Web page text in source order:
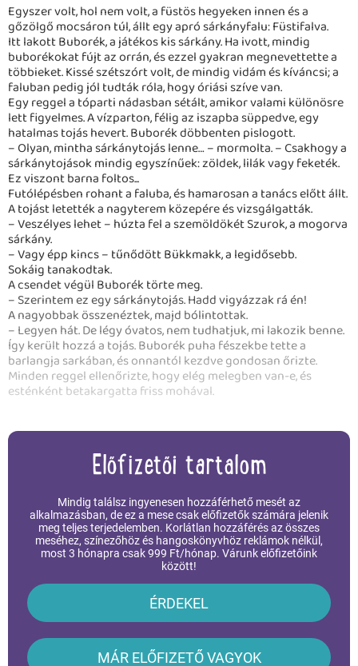
Egyszer volt, hol nem volt, a füstös hegyeken innen és a
gőzölgő mocsáron túl, állt egy apró sárkányfalu: Füstifalva.
Itt lakott Buborék, a játékos kis sárkány. Ha ivott, mindig
buborékokat fújt az orrán, és ezzel gyakran megnevettette a
többieket. Kissé szétszórt volt, de mindig vidám és kíváncsi; a
faluban pedig jól tudták róla, hogy óriási szíve van.
Egy reggel a tóparti nádasban sétált, amikor valami különösre
lett figyelmes. A vízparton, félig az iszapba süppedve, egy
hatalmas tojás hevert. Buborék döbbenten pislogott.
– Olyan, mintha sárkánytojás lenne… – mormolta. – Csakhogy a
sárkánytojások mindig egyszínűek: zöldek, lilák vagy feketék.
Ez viszont barna foltos...
Futólépésben rohant a faluba, és hamarosan a tanács előtt állt.
A tojást letették a nagyterem közepére és vizsgálgatták.
– Veszélyes lehet – húzta fel a szemöldökét Szurok, a mogorva
sárkány.
– Vagy épp kincs – tűnődött Bükkmakk, a legidősebb.
Sokáig tanakodtak.
A csendet végül Buborék törte meg.
– Szerintem ez egy sárkánytojás. Hadd vigyázzak rá én!
A nagyobbak összenéztek, majd bólintottak.
– Legyen hát. De légy óvatos, nem tudhatjuk, mi lakozik benne.
Így került hozzá a tojás. Buborék puha fészekbe tette a
barlangja sarkában, és onnantól kezdve gondosan őrizte.
Minden reggel ellenőrizte, hogy elég melegben van-e, és
esténként betakargatta friss mohával.
Előfizetői tartalom
Mindig találsz ingyenesen hozzáférhető mesét az
alkalmazásban, de ez a mese csak előfizetők számára jelenik
meg teljes terjedelemben. Korlátlan hozzáférés az összes
meséhez, színezőhöz és hangoskönyvhöz reklámok nélkül,
most 3 hónapra csak 999 Ft/hónap. Várunk előfizetőink
között!
ÉRDEKEL
MÁR ELŐFIZETŐ VAGYOK